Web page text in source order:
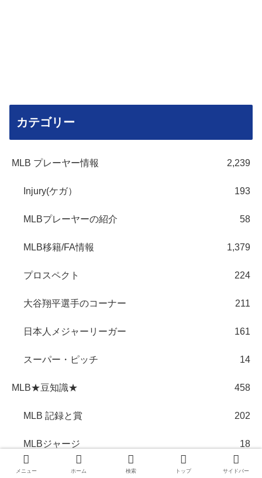
カテゴリー
MLB プレーヤー情報 2,239
Injury(ケガ） 193
MLBプレーヤーの紹介 58
MLB移籍/FA情報 1,379
プロスペクト 224
大谷翔平選手のコーナー 211
日本人メジャーリーガー 161
スーパー・ピッチ 14
MLB★豆知識★ 458
MLB 記録と賞 202
MLBジャージ 18
MLBスタジアム 35
メニュー ホーム 検索 トップ サイドバー